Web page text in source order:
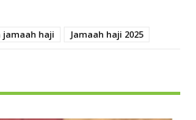
jamaah haji Jamaah haji 2025